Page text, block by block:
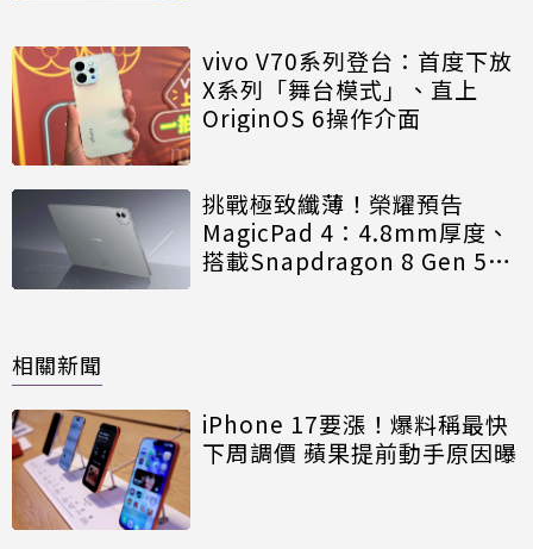
vivo V70系列登台：首度下放
X系列「舞台模式」、直上
OriginOS 6操作介面
挑戰極致纖薄！榮耀預告
MagicPad 4：4.8mm厚度、
搭載Snapdragon 8 Gen 5處
相關新聞
iPhone 17要漲！爆料稱最快
下周調價 蘋果提前動手原因曝